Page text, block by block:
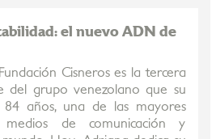
el nuevo ADN de
Cisneros es la tercera
del grupo venezolano que su
años, una de las mayores
medios de comunicación y